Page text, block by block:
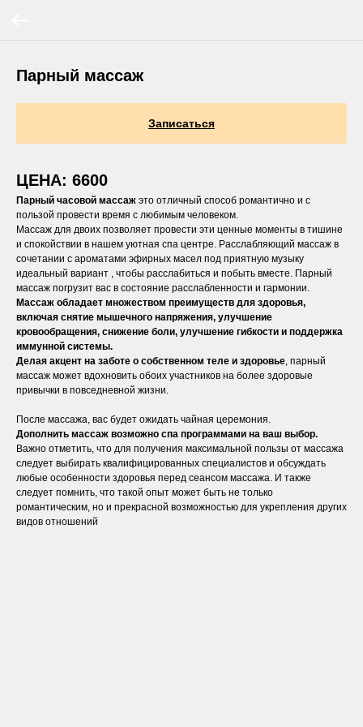
Парный массаж
Записаться
ЦЕНА: 6600
Парный часовой массаж это отличный способ романтично и с
пользой провести время с любимым человеком.
Массаж для двоих позволяет провести эти ценные моменты в тишине
и спокойствии в нашем уютная спа центре. Расслабляющий массаж в
сочетании с ароматами эфирных масел под приятную музыку
идеальный вариант , чтобы расслабиться и побыть вместе. Парный
массаж погрузит вас в состояние расслабленности и гармонии.
Массаж обладает множеством преимуществ для здоровья,
включая снятие мышечного напряжения, улучшение
кровообращения, снижение боли, улучшение гибкости и поддержка
иммунной системы.
Делая акцент на заботе о собственном теле и здоровье, парный
массаж может вдохновить обоих участников на более здоровые
привычки в повседневной жизни.
После массажа, вас будет ожидать чайная церемония.
Дополнить массаж возможно спа программами на ваш выбор.
Важно отметить, что для получения максимальной пользы от массажа
следует выбирать квалифицированных специалистов и обсуждать
любые особенности здоровья перед сеансом массажа. И также
следует помнить, что такой опыт может быть не только
романтическим, но и прекрасной возможностью для укрепления других
видов отношений